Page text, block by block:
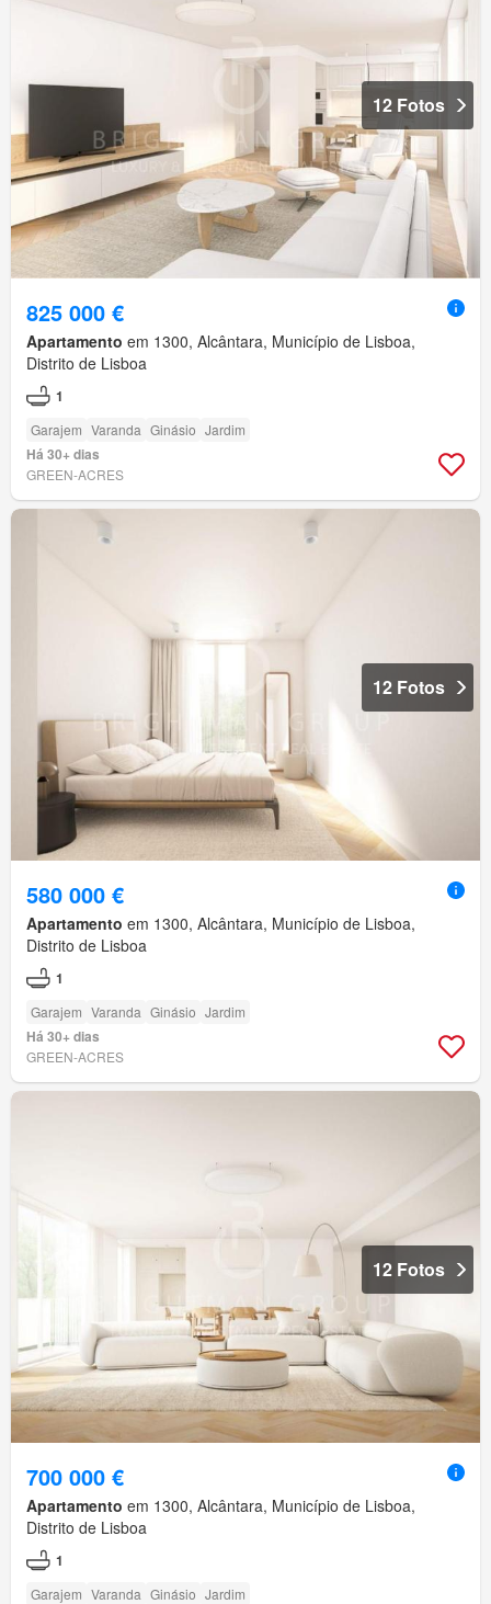
12 Fotos
825 000 €
Apartamento em 1300, Alcântara, Município de Lisboa,
Distrito de Lisboa
1
Garajem Varanda Ginásio Jardim
Há 30+ dias
GREEN-ACRES
12 Fotos
580 000 €
Apartamento em 1300, Alcântara, Município de Lisboa,
Distrito de Lisboa
1
Garajem Varanda Ginásio Jardim
Há 30+ dias
GREEN-ACRES
12 Fotos
700 000 €
Apartamento em 1300, Alcântara, Município de Lisboa,
Distrito de Lisboa
1
Garajem Varanda Ginásio Jardim